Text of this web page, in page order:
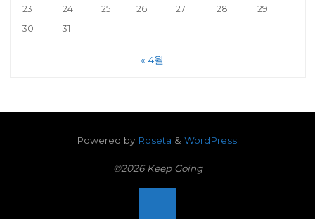
23
24 25 26 27 28
29
30
31
« 4월
Powered byRoseta & WordPress.
©2026 Keep Going